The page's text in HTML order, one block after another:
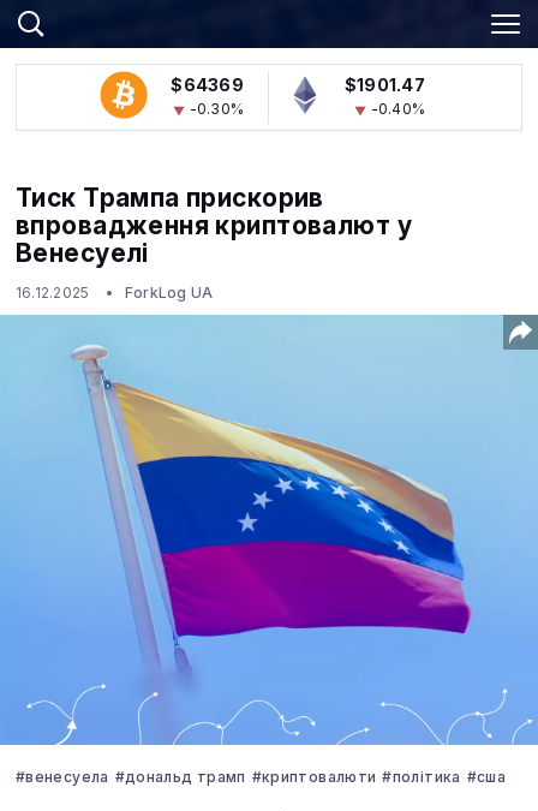
$64369
-0.30%
$1901.47
-0.40%
Тиск Трампа прискорив
впровадження криптовалют у
Венесуелі
16.12.2025 ForkLog UA
#венесуела #дональд трамп #криптовалюти #політика #сша